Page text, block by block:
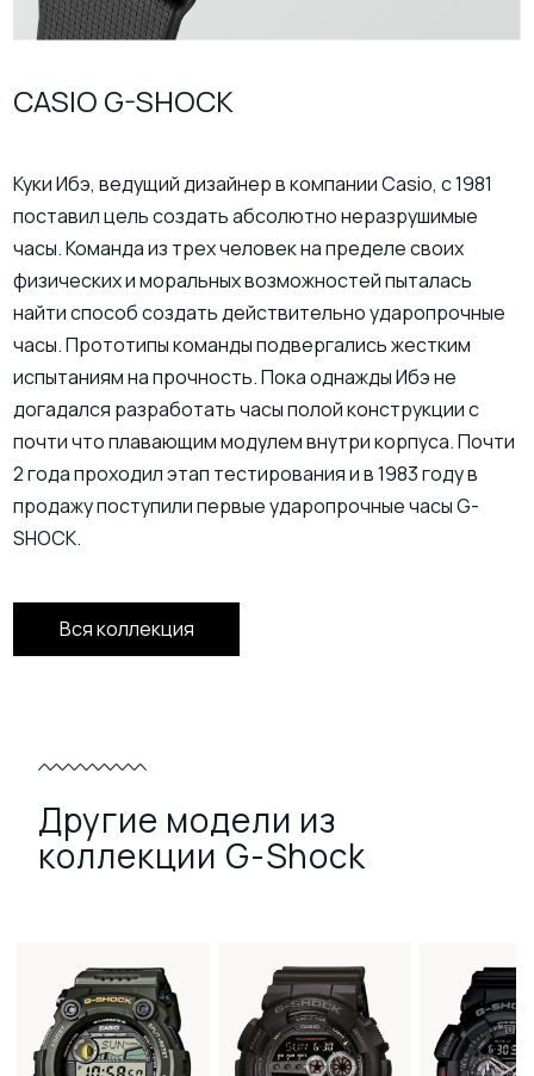
CASIO G-SHOCK
Куки Ибэ, ведущий дизайнер в компании Casio, с 1981
поставил цель создать абсолютно неразрушимые
часы. Команда из трех человек на пределе своих
физических и моральных возможностей пыталась
найти способ создать действительно ударопрочные
часы. Прототипы команды подвергались жестким
испытаниям на прочность. Пока однажды Ибэ не
догадался разработать часы полой конструкции с
почти что плавающим модулем внутри корпуса. Почти
2 года проходил этап тестирования и в 1983 году в
продажу поступили первые ударопрочные часы G-
SHOCK.
Вся коллекция
Другие модели из
коллекции G-Shock